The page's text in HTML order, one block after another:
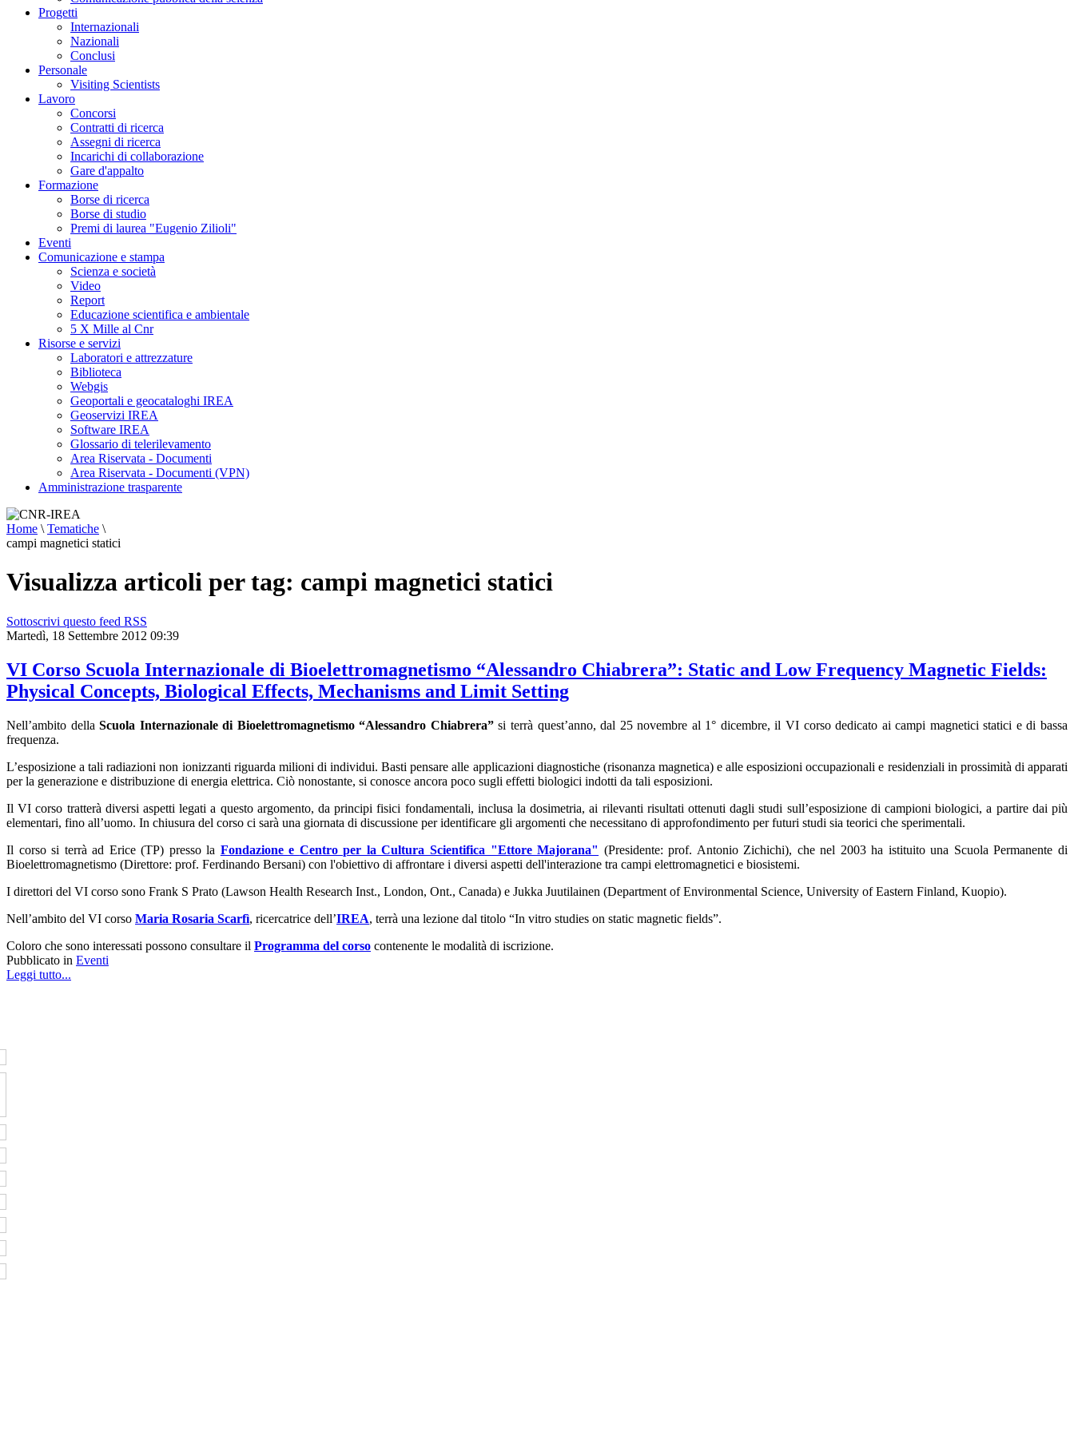
Progetti
Internazionali
Nazionali
Conclusi
Personale
Visiting Scientists
Lavoro
Concorsi
Contratti di ricerca
Assegni di ricerca
Incarichi di collaborazione
Gare d'appalto
Formazione
Borse di ricerca
Borse di studio
Premi di laurea "Eugenio Zilioli"
Eventi
Comunicazione e stampa
Scienza e società
Video
Report
Educazione scientifica e ambientale
5 X Mille al Cnr
Risorse e servizi
Laboratori e attrezzature
Biblioteca
Webgis
Geoportali e geocataloghi IREA
Geoservizi IREA
Software IREA
Glossario di telerilevamento
Area Riservata - Documenti
Area Riservata - Documenti (VPN)
Amministrazione trasparente
Home \ Tematiche \
campi magnetici statici
Visualizza articoli per tag: campi magnetici statici
Sottoscrivi questo feed RSS
Martedì, 18 Settembre 2012 09:39
VI Corso Scuola Internazionale di Bioelettromagnetismo “Alessandro Chiabrera”: Static and Low Frequency Magnetic Fields:
Physical Concepts, Biological Effects, Mechanisms and Limit Setting
Nell’ambito dellaScuola Internazionale di Bioelettromagnetismo “Alessandro Chiabrera”si terrà quest’anno, dal 25 novembre al 1° dicembre, il VI corso dedicato ai campi magnetici statici e di bassa
frequenza.
L’esposizione a tali radiazioni non ionizzanti riguarda milioni di individui. Basti pensare alle applicazioni diagnostiche (risonanza magnetica) e alle esposizioni occupazionali e residenziali in prossimità di apparati
per la generazione e distribuzione di energia elettrica. Ciò nonostante, si conosce ancora poco sugli effetti biologici indotti da tali esposizioni.
Il VI corso tratterà diversi aspetti legati a questo argomento, da principi fisici fondamentali, inclusa la dosimetria, ai rilevanti risultati ottenuti dagli studi sull’esposizione di campioni biologici, a partire dai più
elementari, fino all’uomo. In chiusura del corso ci sarà una giornata di discussione per identificare gli argomenti che necessitano di approfondimento per futuri studi sia teorici che sperimentali.
Il corso si terrà ad Erice (TP) presso la Fondazione e Centro per la Cultura Scientifica "Ettore Majorana" (Presidente: prof. Antonio Zichichi), che nel 2003 ha istituito una Scuola Permanente di
Bioelettromagnetismo (Direttore: prof. Ferdinando Bersani) con l'obiettivo di affrontare i diversi aspetti dell'interazione tra campi elettromagnetici e biosistemi.
I direttori del VI corso sono Frank S Prato (Lawson Health Research Inst., London, Ont., Canada) e Jukka Juutilainen (Department of Environmental Science, University of Eastern Finland, Kuopio).
Nell’ambito del VI corso Maria Rosaria Scarfì, ricercatrice dell’IREA, terrà una lezione dal titolo “In vitro studies on static magnetic fields”.
Coloro che sono interessati possono consultare il Programma del corso contenente le modalità di iscrizione.
Pubblicato in Eventi
Leggi tutto...